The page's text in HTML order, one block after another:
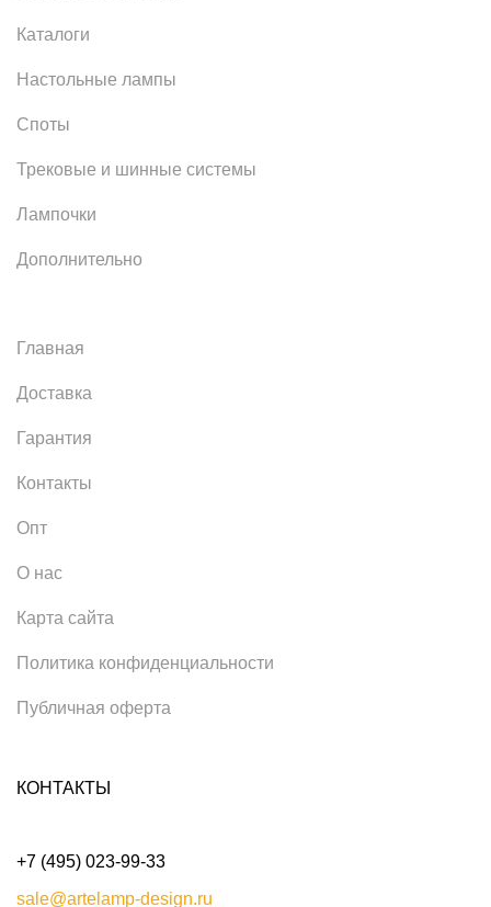
Каталоги
Настольные лампы
Споты
Трековые и шинные системы
Лампочки
Дополнительно
Главная
Доставка
Гарантия
Контакты
Опт
О нас
Карта сайта
Политика конфиденциальности
Публичная оферта
КОНТАКТЫ
+7 (495) 023-99-33
sale@artelamp-design.ru